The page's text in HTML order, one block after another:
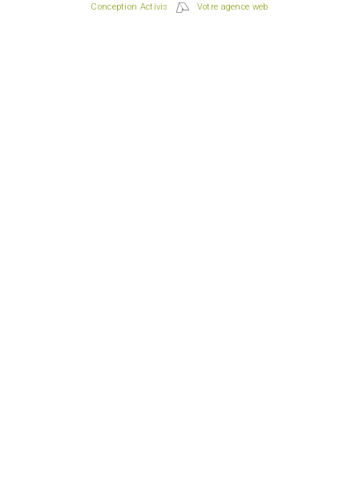
Conception Activis Votre agence web